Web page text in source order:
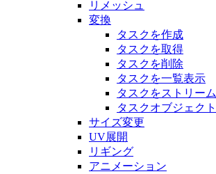
リメッシュ
変換
タスクを作成
タスクを取得
タスクを削除
タスクを一覧表示
タスクをストリーム
タスクオブジェクト
サイズ変更
UV展開
リギング
アニメーション